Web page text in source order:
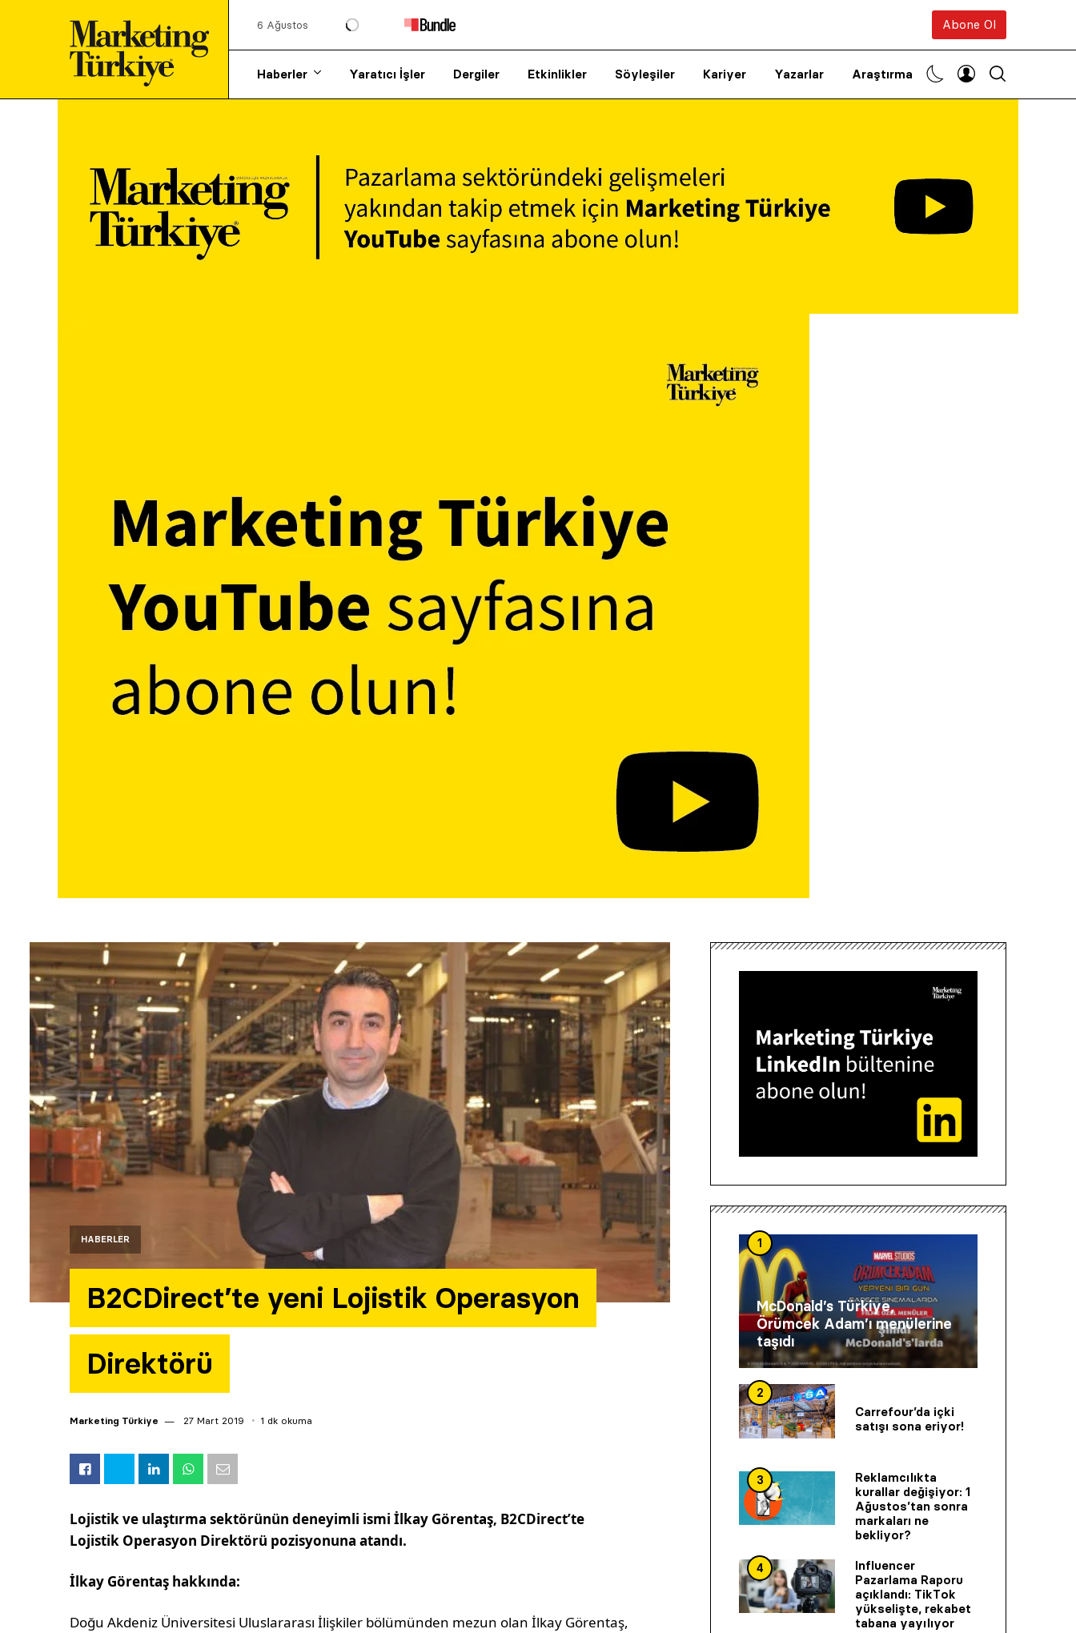
6 Ağustos Abone Ol
Haberler Yaratıcı İşler Dergiler Etkinlikler Söyleşiler Kariyer Yazarlar Araştırma
HABERLER
B2CDirect’te yeni Lojistik Operasyon
Direktörü
Marketing Türkiye 27 Mart 2019 1 dk okuma
Lojistik ve ulaştırma sektörünün deneyimli ismi İlkay Görentaş, B2CDirect’te
Lojistik Operasyon Direktörü pozisyonuna atandı.
İlkay Görentaş hakkında:
Doğu Akdeniz Üniversitesi Uluslararası İlişkiler bölümünden mezun olan İlkay Görentaş,
1
McDonald’s Türkiye,
Örümcek Adam’ı menülerine
taşıdı
2
Carrefour’da içki
satışı sona eriyor!
3
Reklamcılıkta
kurallar değişiyor: 1
Ağustos’tan sonra
markaları ne
bekliyor?
4
Influencer
Pazarlama Raporu
açıklandı: TikTok
yükselişte, rekabet
tabana yayılıyor